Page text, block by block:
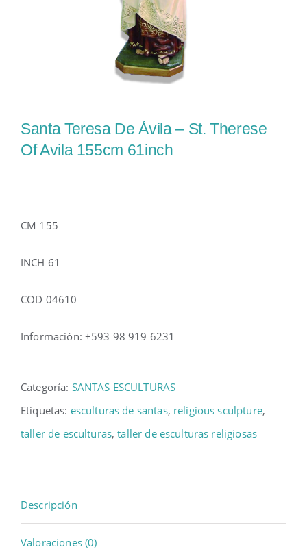
Santa Teresa De Ávila – St. Therese
Of Avila 155cm 61inch
CM 155
INCH 61
COD 04610
Información: +593 98 919 6231
Categoría: SANTAS ESCULTURAS
Etiquetas: esculturas de santas, religious sculpture,
taller de esculturas,taller de esculturas religiosas
Descripción
Valoraciones (0)